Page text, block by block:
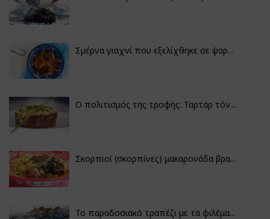
Σμέρνα γιαχνί που εξελίχθηκε σε ψαρ...
Ο πολιτισμός της τροφής: Ταρτάρ τόν...
Σκορπιοί (σκορπίνες) μακαρονάδα βρα...
Το παραδοσιακό τραπέζι με τα φιλέμα...